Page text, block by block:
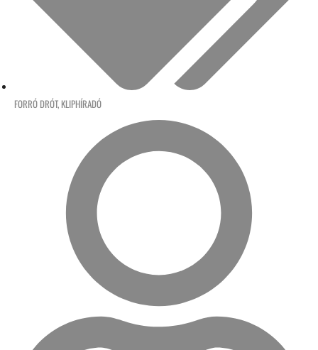
FORRÓ DRÓT, KLIPHÍRADÓ